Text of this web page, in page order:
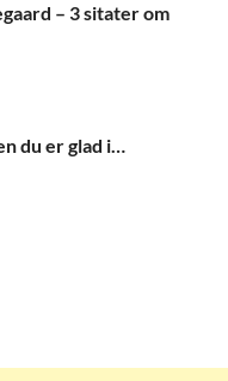
– 3 sitater om
du er glad i…